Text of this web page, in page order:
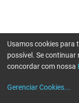
Usamos cookies para
possível. Se continuar
concordar com nossa
Gerenciar Cookies...
Erro ao enviar